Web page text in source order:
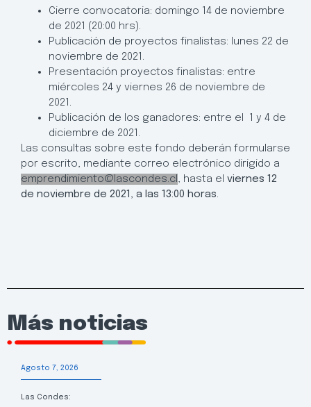
Cierre convocatoria: domingo 14 de noviembre
de 2021 (20:00 hrs).
Publicación de proyectos finalistas: lunes 22 de
noviembre de 2021.
Presentación proyectos finalistas: entre
miércoles 24 y viernes 26 de noviembre de
2021.
Publicación de los ganadores: entre el 1 y 4 de
diciembre de 2021.
Las consultas sobre este fondo deberán formularse
por escrito, mediante correo electrónico dirigido a
emprendimiento@lascondes.cl, hasta el viernes 12
de noviembre de 2021, a las 13:00 horas.
Más noticias
Agosto 7, 2026
Las Condes: